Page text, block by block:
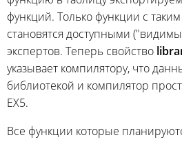
функций. Только функции с
становятся доступными
экспертов. Теперь свойство
указывает компилятору, что
библиотекой и компилятор
EX5.
Все функции которые